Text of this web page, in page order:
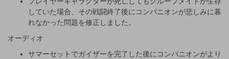
していた場合、その戦闘終了後にコンパニオンが悲しみに暮
れなかった問題を修正しました。
オーディオ
サマーセットでガイザーを完了した後にコンパニオンがより